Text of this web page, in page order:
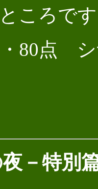
ころで
80点
－特別